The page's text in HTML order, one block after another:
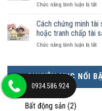
là
hôn
tài
như
tế
hơn
Chức năng bình luận bị tắtở
ly
hôn
Cách chứng minh tài
hoặc tranh chấp tài
Chức năng bình luận bị tắtở
tài
CHUYÊN MỤC NỔI
Bất động sản (2)
0934.586.924